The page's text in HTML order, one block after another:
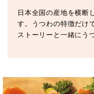
日本全国の産地を横断
す。うつわの特徴だけ
ストーリーと一緒にう